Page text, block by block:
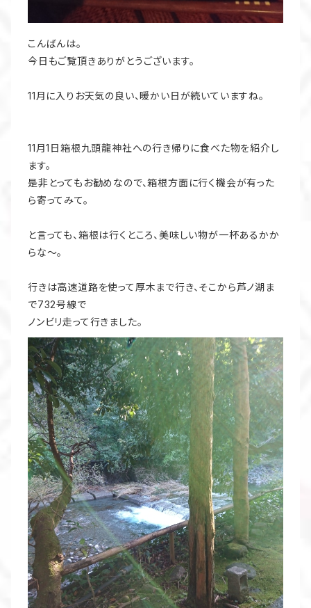
こんばんは。
今日もご覧頂きありがとうございます。
11月に入りお天気の良い、暖かい日が続いていますね。
11月1日箱根九頭龍神社への行き帰りに食べた物を紹介し
ます。
是非とってもお勧めなので、箱根方面に行く機会が有った
ら寄ってみて。
と言っても、箱根は行くところ、美味しい物が一杯あるかか
らな～。
行きは高速道路を使って厚木まで行き、そこから芦ノ湖ま
で732号線で
ノンビリ走って行きました。